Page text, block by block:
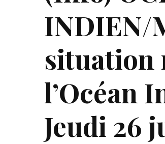
INDIEN/
situation
l’Océan
Jeudi 26